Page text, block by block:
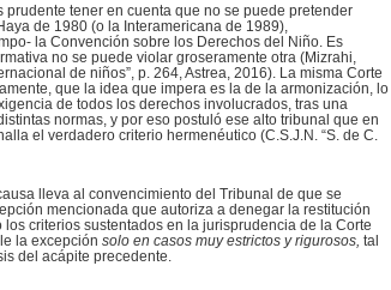
prudente tener en cuenta que no se puede pretender
de 1980 (o la Interamericana de 1989),
la Convención sobre los Derechos del Niño. Es
no se puede violar groseramente otra (Mizrahi,
de niños”, p. 264, Astrea, 2016). La misma Corte
que la idea que impera es la de la armonización, lo
de todos los derechos involucrados, tras una
normas, y por eso postuló ese alto tribunal que en
el verdadero criterio hermenéutico (C.S.J.N. “S. de C.
lleva al convencimiento del Tribunal de que se
mencionada que autoriza a denegar la restitución
criterios sustentados en la jurisprudencia de la Corte
la excepción solo en casos muy estrictos y rigurosos, tal
del acápite precedente.